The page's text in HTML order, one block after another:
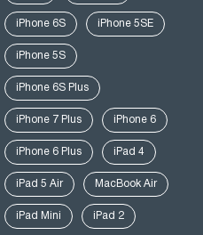
iPhone 6S iPhone 5SE
iPhone 5S
iPhone 6S Plus
iPhone 7 Plus iPhone 6
iPhone 6 Plus iPad 4
iPad 5 Air MacBook Air
iPad Mini iPad 2